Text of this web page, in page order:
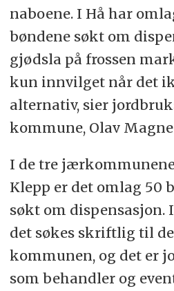
naboene. I Hå har
bøndene søkt om
gjødsla på frossen
kun innvilget når det
alternativ, sier
kommune, Olav
I de tre
Klepp er det omlag 50
søkt om dispensasjon.
det søkes skriftlig til
kommunen, og det er
som behandler og